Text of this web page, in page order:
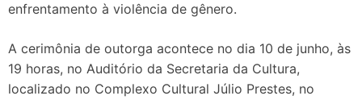
enfrentamento à violência de gênero.
A cerimônia de outorga acontece no dia 10 de junho, às
19 horas, no Auditório da Secretaria da Cultura,
localizado no Complexo Cultural Júlio Prestes, no